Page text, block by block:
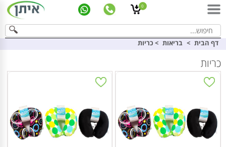
דף הבית > בריאות > כריות
כריות